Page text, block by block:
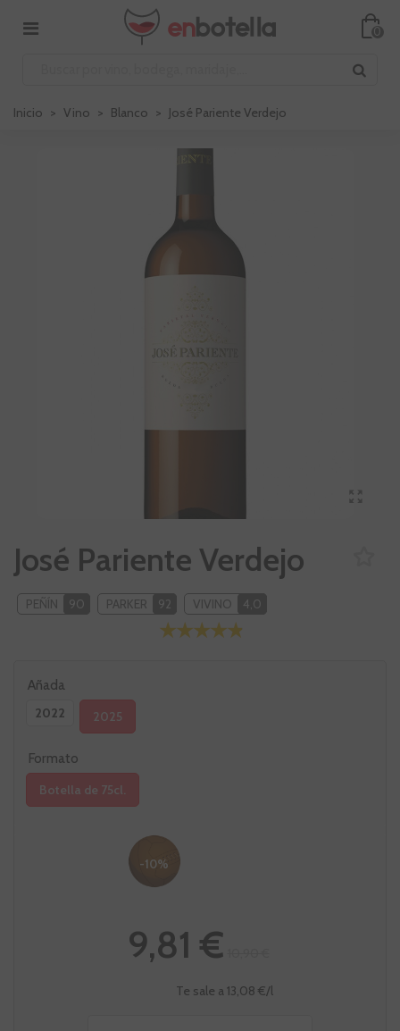
0
Inicio > Vino > Blanco > José Pariente Verdejo
José Pariente Verdejo
PEÑÍN 90 PARKER 92 VIVINO 4,0
Añada
2022 2025
Formato
Botella de 75cl.
-10%
9,81 €
Te sale a 13,08 €/l